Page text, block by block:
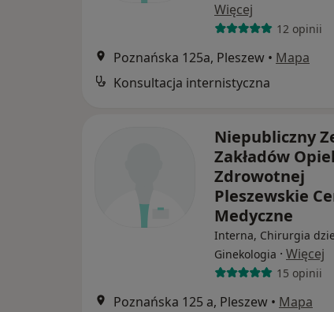
Więcej
12 opinii
Poznańska 125a, Pleszew • Mapa
Konsultacja internistyczna
Niepubliczny
Zakładów
Zdrowotnej
Pleszewskie
Medyczne
Interna, Chirurgia
Ginekologia · Więcej
15 opinii
Poznańska 125 a, Pleszew • Mapa